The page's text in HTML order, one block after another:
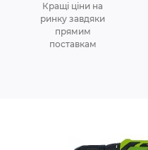
Кращі ціни на
ринку завдяки
прямим
поставкам